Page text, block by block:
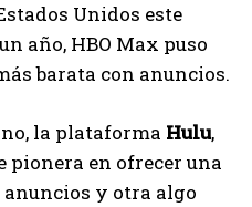
Unidos este
año, HBO Max puso
barata con anuncios.
la plataforma Hulu,
pionera en ofrecer una
y otra algo